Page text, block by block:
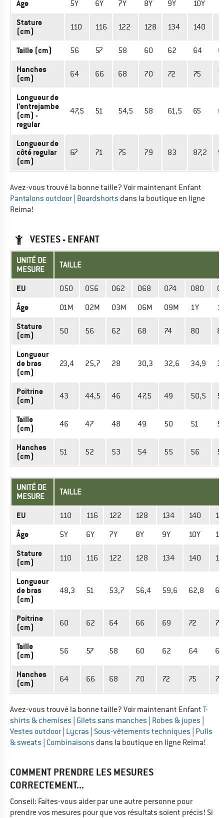
Âge 5Y 6Y 7Y 8Y 9Y 10Y
Stature
(cm)
110 116 122 128 134 140
Taille (cm) 56 57 58 60 62 64
Hanches
(cm)
64 66 68 70 72 75
Longueur de
l'entrejambe
(cm) -
regular
47,5 51 54,5 58 61,5 65
Longueur de
côté regular
(cm)
67 71 75 79 83 87,2
Avez-vous trouvé la bonne taille? Voir maintenant Enfant
Pantalons outdoor Boardshorts dans la boutique en ligne
Reima!
VESTES - ENFANT
UNITÉ DE
MESURE
TAILLE
EU 050 056 062 068 074 080
Âge 01M 02M 03M 06M 09M 1Y
Stature
(cm)
50 56 62 68 74 80
Longueur
de bras
(cm)
23,4 25,7 28 30,3 32,6 34,9
Poitrine
(cm)
43 44,5 46 47,5 49 50,5
Taille
(cm)
46 47 48 49 50 51
Hanches
(cm)
51 52 53 54 55 56
UNITÉ DE
MESURE
TAILLE
EU 110 116 122 128 134 140
Âge 5Y 6Y 7Y 8Y 9Y 10Y
Stature
(cm)
110 116 122 128 134 140
Longueur
de bras
(cm)
48,3 51 53,7 56,4 59,6 62,8
Poitrine
(cm)
60 62 64 66 69 72 75
Taille
(cm)
56 57 58 60 62 64 66
Hanches
(cm)
64 66 68 70 72 75 78
Avez-vous trouvé la bonne taille? Voir maintenant Enfant T-
shirts & chemises Gilets sans manches Robes & jupes
Vestes outdoor Lycras Sous-vêtements techniques Pulls
& sweats Combinaisons dans la boutique en ligne Reima!
COMMENT PRENDRE LES MESURES
CORRECTEMENT...
Conseil: Faites-vous aider par une autre personne pour
prendre vos mesures pour que vos résultats soient précis! Si